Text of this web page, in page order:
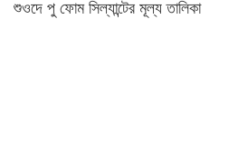
শুওদে পু ফোম সিল্যান্টের মূল্য তালিকা